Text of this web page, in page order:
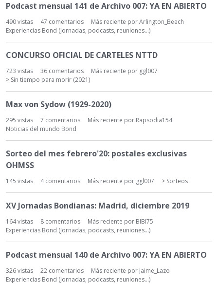
Podcast mensual 141 de Archivo 007: YA EN ABIERTO
490vistas 47 comentarios Más reciente porArlington_Beech
Experiencias Bond (Jornadas, podcasts, reuniones...)
CONCURSO OFICIAL DE CARTELES NTTD
723 vistas 36 comentarios Más reciente por ggl007
> Sin tiempo para morir (2021)
Max von Sydow (1929-2020)
295 vistas 7 comentarios Más reciente por Rapsodia154
Noticias del mundo Bond
Sorteo del mes febrero'20: postales exclusivas
OHMSS
145 vistas 4comentarios Más reciente por ggl007 > Sorteos
XV Jornadas Bondianas: Madrid, diciembre 2019
164vistas 8 comentarios Más reciente por BIBI75
Experiencias Bond (Jornadas, podcasts, reuniones...)
Podcast mensual 140 de Archivo 007: YA EN ABIERTO
326vistas 22 comentarios Más reciente por Jaime_Lazo
Experiencias Bond (Jornadas, podcasts, reuniones...)